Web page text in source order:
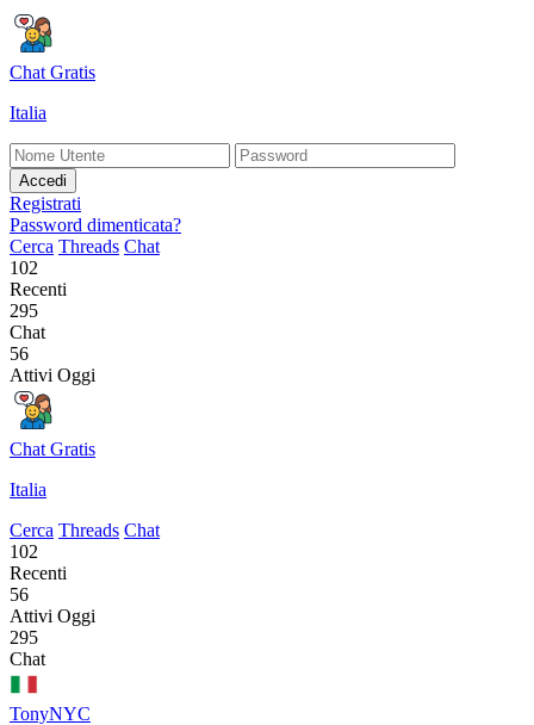
Chat Gratis
Italia
Accedi
Registrati
Password dimenticata?
Cerca Threads Chat
102
Recenti
295
Chat
56
Attivi Oggi
Chat Gratis
Italia
Cerca Threads Chat
102
Recenti
56
Attivi Oggi
295
Chat
TonyNYC